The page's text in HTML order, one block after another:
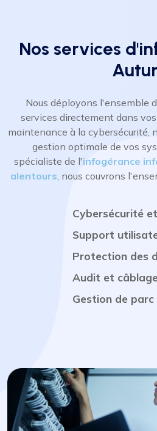
Nos services
Nous déployons l'ensemble
services directement dans
maintenance à la cybersécurité,
gestion optimale de vos
spécialiste de l'infogérance
alentours, nous couvrons
Cybersécurité
Support
Protection des
Audit et
Gestion de